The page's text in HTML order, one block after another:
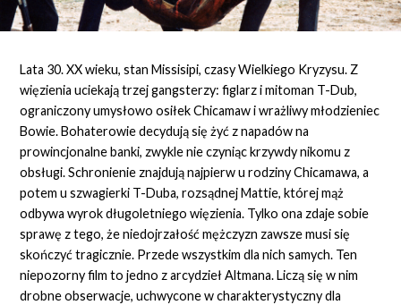
Lata 30. XX wieku, stan Missisipi, czasy Wielkiego Kryzysu. Z
więzienia uciekają trzej gangsterzy: figlarz i mitoman T-Dub,
ograniczony umysłowo osiłek Chicamaw i wrażliwy młodzieniec
Bowie. Bohaterowie decydują się żyć z napadów na
prowincjonalne banki, zwykle nie czyniąc krzywdy nikomu z
obsługi. Schronienie znajdują najpierw u rodziny Chicamawa, a
potem u szwagierki T-Duba, rozsądnej Mattie, której mąż
odbywa wyrok długoletniego więzienia. Tylko ona zdaje sobie
sprawę z tego, że niedojrzałość mężczyzn zawsze musi się
skończyć tragicznie. Przede wszystkim dla nich samych. Ten
niepozorny film to jedno z arcydzieł Altmana. Liczą się w nim
drobne obserwacje, uchwycone w charakterystyczny dla